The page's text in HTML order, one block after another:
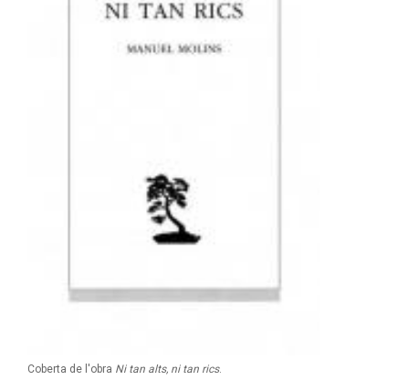
Coberta de l'obra Ni tan alts, ni tan rics.